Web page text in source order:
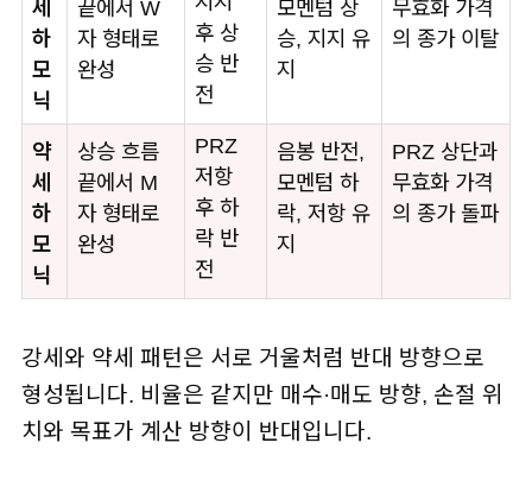
세
하
모
닉
끝에서 W
자 형태로
완성
후 상
승 반
전
모멘텀 상
승, 지지 유
지
무효화 가격
의 종가 이탈
약
세
하
모
닉
상승 흐름
끝에서 M
자 형태로
완성
PRZ
저항
후 하
락 반
전
음봉 반전,
모멘텀 하
락, 저항 유
지
PRZ 상단과
무효화 가격
의 종가 돌파
강세와 약세 패턴은 서로 거울처럼 반대 방향으로
형성됩니다. 비율은 같지만 매수·매도 방향, 손절 위
치와 목표가 계산 방향이 반대입니다.